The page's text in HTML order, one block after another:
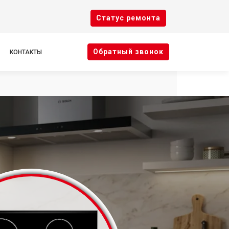
Cтатус ремонта
КОНТАКТЫ Oбратный звонок